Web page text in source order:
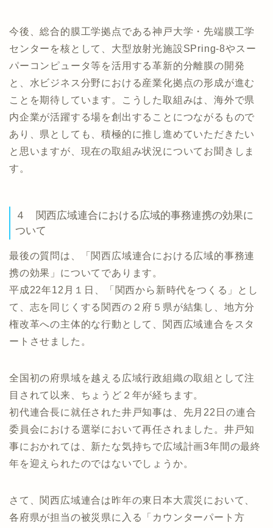
今後、総合的膜工学拠点である神戸大学・先端膜工学
センターを核として、大型放射光施設SPring-8やスー
パーコンピュータ等を活用する革新的分離膜の開発
と、水ビジネス分野における産業化拠点の形成が進む
ことを期待しています。こうした取組みは、海外で県
内企業が活躍する場を創出することにつながるもので
あり、県としても、積極的に推し進めていただきたい
と思いますが、現在の取組み状況についてお聞きしま
す。
４ 関西広域連合における広域的事務連携の効果に
ついて
最後の質問は、「関西広域連合における広域的事務連
携の効果」についてであります。
平成22年12月１日、「関西から新時代をつくる」とし
て、志を同じくする関西の２府５県が結集し、地方分
権改革への主体的な行動として、関西広域連合をスタ
ートさせました。
全国初の府県域を越える広域行政組織の取組として注
目されて以来、ちょうど２年が経ちます。
初代連合長に就任された井戸知事は、先月22日の連合
委員会における選挙において再任されました。井戸知
事におかれては、新たな気持ちで広域計画3年間の最終
年を迎えられたのではないでしょうか。
さて、関西広域連合は昨年の東日本大震災において、
各府県が担当の被災県に入る「カウンターパート方